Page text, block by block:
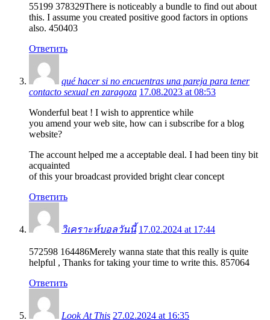
55199 378329There is noticeably a bundle to find out about
this. I assume you created positive good factors in options
also. 450403
Ответить
qué hacer si no encuentras una pareja para tener
contacto sexual en zaragoza 17.08.2023 at 08:53
Wonderful beat ! I wish to apprentice while
you amend your web site, how can i subscribe for a blog
website?
The account helped me a acceptable deal. I had been tiny bit
acquainted
of this your broadcast provided bright clear concept
Ответить
วิเคราะห์บอลวันนี้ 17.02.2024 at 17:44
572598 164486Merely wanna state that this really is quite
helpful , Thanks for taking your time to write this. 857064
Ответить
Look At This 27.02.2024 at 16:35